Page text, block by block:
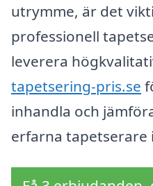
utrymme, är det
professionell
leverera
tapetsering-pris.se
inhandla och
erfarna tapetserare